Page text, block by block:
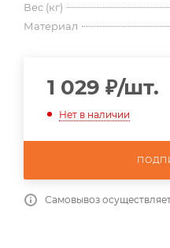
Вес (кг)
Материал
1 029 ₽/шт.
Нет в наличии
Самовывоз